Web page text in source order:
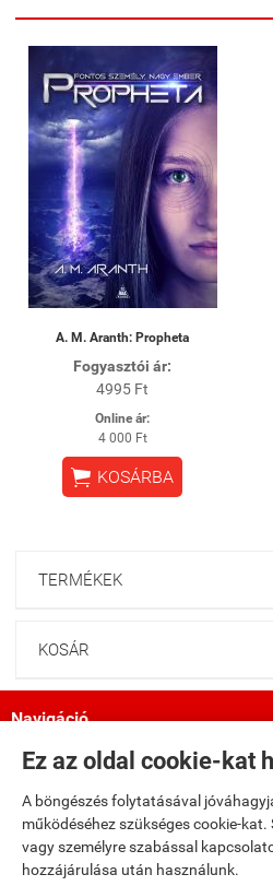
Ez az oldal cookie-kat
A böngészés folytatásával
működéséhez szükséges cookie-
vagy személyre szabással
hozzájárulása után használunk.
A. M. Aranth: Propheta
Fogyasztói ár:
4995 Ft
Online ár:
4 000 Ft
 KOSÁRBA
TERMÉKEK
KOSÁR
Navigáció
Saját fiók
Bemutatkozás